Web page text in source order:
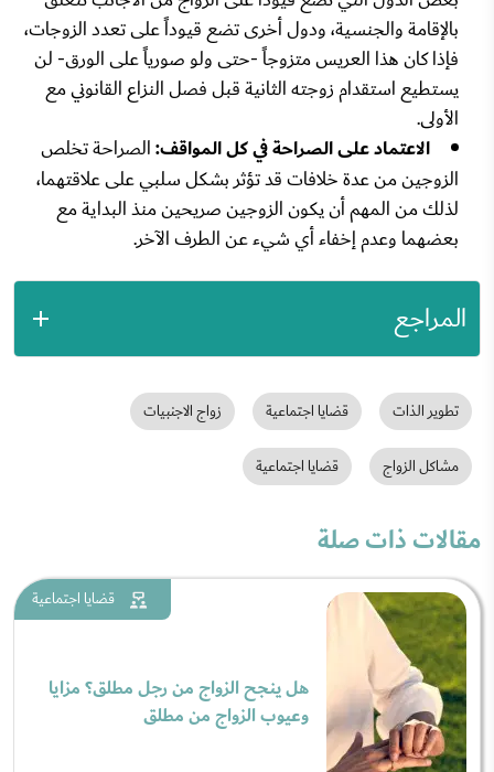
بالإقامة والجنسية، ودول أخرى تضع قيوداً على تعدد الزوجات،
فإذا كان هذا العريس متزوجاً -حتى ولو صورياً على الورق- لن
يستطيع استقدام زوجته الثانية قبل فصل النزاع القانوني مع
الأولى.
الاعتماد على الصراحة في كل المواقف:الصراحة تخلص
الزوجين من عدة خلافات قد تؤثر بشكل سلبي على علاقتهما،
لذلك من المهم أن يكون الزوجين صريحين منذ البداية مع
بعضهما وعدم إخفاء أي شيء عن الطرف الآخر.
المراجع
تطوير الذات قضايا اجتماعية زواج الاجنبيات
مشاكل الزواج قضايا اجتماعية
مقالات ذات صلة
قضايا اجتماعية
هل ينجح الزواج من رجل مطلق؟ مزايا
وعيوب الزواج من مطلق